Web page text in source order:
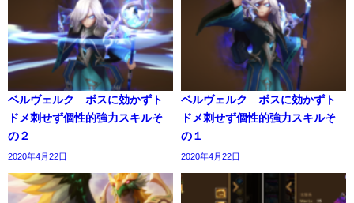
ベルヴェルク ボスに効かずト
ドメ刺せず個性的強力スキルそ
の２
2020年4月22日
ベルヴェルク ボスに効かずト
ドメ刺せず個性的強力スキルそ
の１
2020年4月22日